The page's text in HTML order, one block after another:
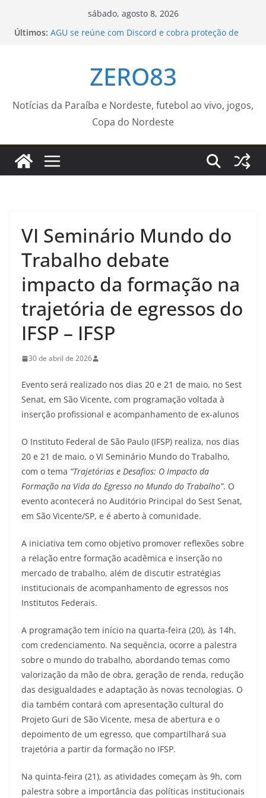
sábado, agosto 8, 2026
Últimos: AGU se reúne com Discord e cobra proteção de
realiza mais de 300 atendimentos em Oitizeiro
A Operação Cata Bagulho atenderá o seguinte
Prefeitura do Rio e AWS firmam acordo de até R$
20,5 milhões em créditos de nuvem para
impulsionar startups – Prefeitura da Cidade do
Consultório Veterinário Móvel atenderá no Parque
São Bento na próxima semana – Agência de
Notícias
ZERO83
Notícias da Paraíba e Nordeste, futebol ao vivo, jogos,
Copa do Nordeste
VI Seminário Mundo do
Trabalho debate
impacto da formação na
trajetória de egressos do
IFSP – IFSP
30 de abril de 2026
Evento será realizado nos dias 20 e 21 de maio, no Sest
Senat, em São Vicente, com programação voltada à
inserção profissional e acompanhamento de ex-alunos
O Instituto Federal de São Paulo (IFSP) realiza, nos dias
20 e 21 de maio, o VI Seminário Mundo do Trabalho,
com o tema “Trajetórias e Desafios: O Impacto da
Formação na Vida do Egresso no Mundo do Trabalho”. O
evento acontecerá no Auditório Principal do Sest Senat,
em São Vicente/SP, e é aberto à comunidade.
A iniciativa tem como objetivo promover reflexões sobre
a relação entre formação acadêmica e inserção no
mercado de trabalho, além de discutir estratégias
institucionais de acompanhamento de egressos nos
Institutos Federais.
A programação tem início na quarta-feira (20), às 14h,
com credenciamento. Na sequência, ocorre a palestra
sobre o mundo do trabalho, abordando temas como
valorização da mão de obra, geração de renda, redução
das desigualdades e adaptação às novas tecnologias. O
dia também contará com apresentação cultural do
Projeto Guri de São Vicente, mesa de abertura e o
depoimento de um egresso, que compartilhará sua
trajetória a partir da formação no IFSP.
Na quinta-feira (21), as atividades começam às 9h, com
palestra sobre a importância das políticas institucionais